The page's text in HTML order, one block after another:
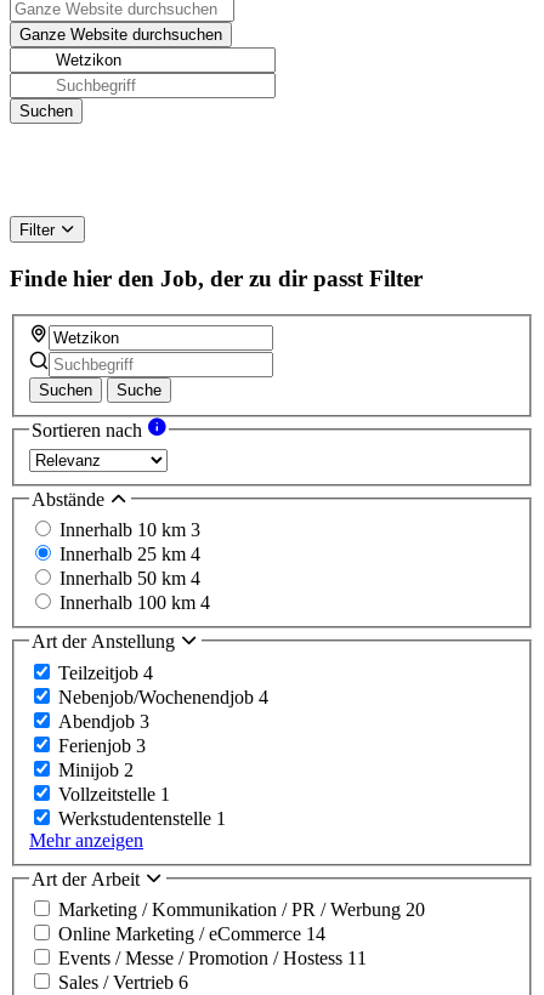
Filter
Finde hier den Job, der zu dir passt Filter
Suchen Suche
Sortieren nach
Abstände
Innerhalb 10 km 3
Innerhalb 25 km 4
Innerhalb 50 km 4
Innerhalb 100 km 4
Art der Anstellung
Teilzeitjob 4
Nebenjob/Wochenendjob 4
Abendjob 3
Ferienjob 3
Minijob 2
Vollzeitstelle 1
Werkstudentenstelle 1
Mehr anzeigen
Art der Arbeit
Marketing / Kommunikation / PR / Werbung 20
Online Marketing / eCommerce 14
Events / Messe / Promotion / Hostess 11
Sales / Vertrieb 6